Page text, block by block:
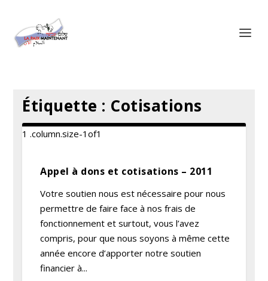
Étiquette : Cotisations
Appel à dons et cotisations – 2011
Votre soutien nous est nécessaire pour nous
permettre de faire face à nos frais de
fonctionnement et surtout, vous l’avez
compris, pour que nous soyons à même cette
année encore d’apporter notre soutien
financier à...